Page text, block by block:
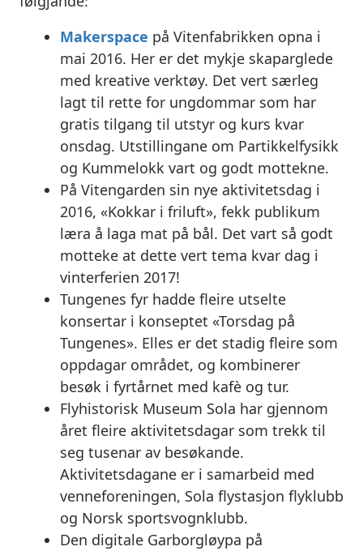
Makerspace på Vitenfabrikken opna i
mai 2016. Her er det mykje skaparglede
med kreative verktøy. Det vert særleg
lagt til rette for ungdommar som har
gratis tilgang til utstyr og kurs kvar
onsdag. Utstillingane om Partikkelfysikk
og Kummelokk vart og godt mottekne.
På Vitengarden sin nye aktivitetsdag i
2016, «Kokkar i friluft», fekk publikum
læra å laga mat på bål. Det vart så godt
motteke at dette vert tema kvar dag i
vinterferien 2017!
Tungenes fyr hadde fleire utselte
konsertar i konseptet «Torsdag på
Tungenes». Elles er det stadig fleire som
oppdagar området, og kombinerer
besøk i fyrtårnet med kafè og tur.
Flyhistorisk Museum Sola har gjennom
året fleire aktivitetsdagar som trekk til
seg tusenar av besøkande.
Aktivitetsdagane er i samarbeid med
venneforeningen, Sola flystasjon flyklubb
og Norsk sportsvognklubb.
Den digitale Garborgløypa på